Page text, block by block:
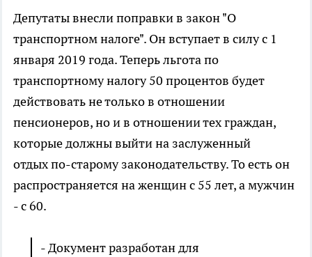
Депутаты внесли поправки в закон "О
транспортном налоге". Он вступает в силу с 1
января 2019 года. Теперь льгота по
транспортному налогу 50 процентов будет
действовать не только в отношении
пенсионеров, но и в отношении тех граждан,
которые должны выйти на заслуженный
отдых по-старому законодательству. То есть он
распространяется на женщин с 55 лет, а мужчин
- с 60.
- Документ разработан для